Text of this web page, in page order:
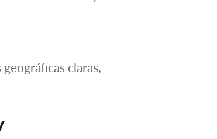
claras,